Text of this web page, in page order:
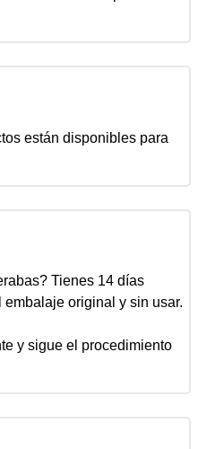
están disponibles para
Tienes 14 días
original y sin usar.
y sigue el procedimiento